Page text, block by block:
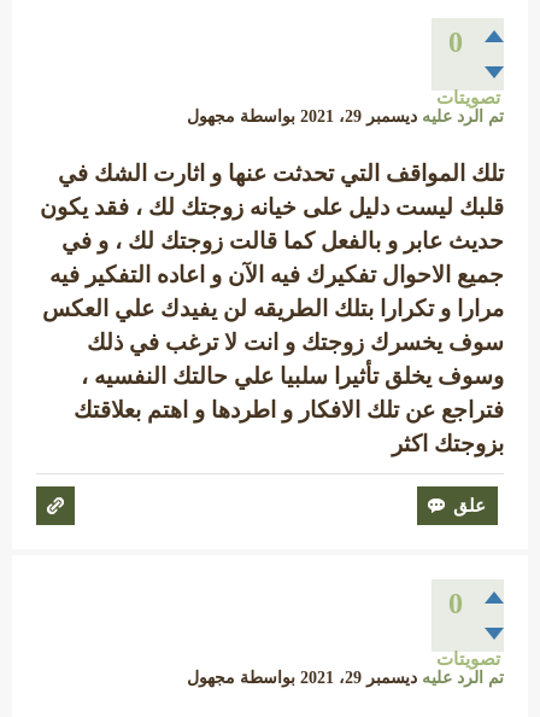
0
تصويتات
تم الرد عليه ديسمبر 29، 2021 بواسطة مجهول
تلك المواقف التي تحدثت عنها و اثارت الشك في
قلبك ليست دليل على خيانه زوجتك لك ، فقد يكون
حديث عابر و بالفعل كما قالت زوجتك لك ، و في
جميع الاحوال تفكيرك فيه الآن و اعاده التفكير فيه
مرارا و تكرارا بتلك الطريقه لن يفيدك علي العكس
سوف يخسرك زوجتك و انت لا ترغب في ذلك
وسوف يخلق تأثيرا سلبيا علي حالتك النفسيه ،
فتراجع عن تلك الافكار و اطردها و اهتم بعلاقتك
بزوجتك اكثر
0
تصويتات
تم الرد عليه ديسمبر 29، 2021 بواسطة مجهول